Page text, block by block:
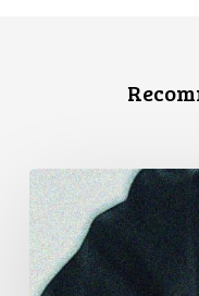
CCLA
Files
Factum
Urging